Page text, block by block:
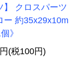
】 クロスパーツ
ー 約35x29x10m
》
(税100円)